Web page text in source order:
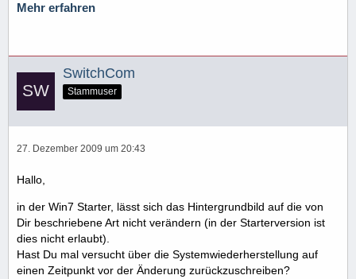
Mehr erfahren
SwitchCom
Stammuser
27. Dezember 2009 um 20:43
Hallo,
in der Win7 Starter, lässt sich das Hintergrundbild auf die von
Dir beschriebene Art nicht verändern (in der Starterversion ist
dies nicht erlaubt).
Hast Du mal versucht über die Systemwiederherstellung auf
einen Zeitpunkt vor der Änderung zurückzuschreiben?